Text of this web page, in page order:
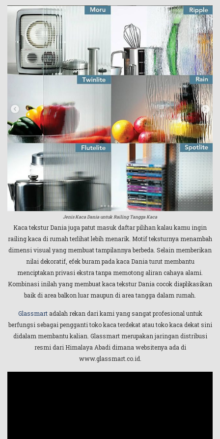
Jenis Kaca Dania untuk Railing Tangga Kaca
Kaca tekstur Dania juga patut masuk daftar pilihan kalau kamu ingin
railing kaca di rumah terlihat lebih menarik. Motif teksturnya menambah
dimensi visual yang membuat tampilannya berbeda. Selain memberikan
nilai dekoratif, efek buram pada kaca Dania turut membantu
menciptakan privasi ekstra tanpa memotong aliran cahaya alami.
Kombinasi inilah yang membuat kaca tekstur Dania cocok diaplikasikan
baik di area balkon luar maupun di area tangga dalam rumah.
Glassmartadalah rekan dari kami yang sangat profesional untuk
berfungsi sebagai pengganti toko kaca terdekat atau toko kaca dekat sini
didalam membantu kalian. Glassmart merupakan jaringan distribusi
resmi dari Himalaya Abadi dimana websitenya ada di
www.glassmart.co.id.